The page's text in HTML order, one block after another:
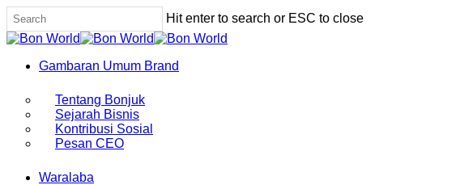
Skip
to
main
Hit enter to search or ESC to close
Close
Menu Gambaran Umum Brand
Tentang Bonjuk
Sejarah Bisnis
Kontribusi Sosial
Pesan CEO
Waralaba